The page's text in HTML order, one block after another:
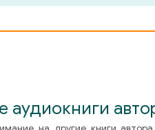
аудиокниги